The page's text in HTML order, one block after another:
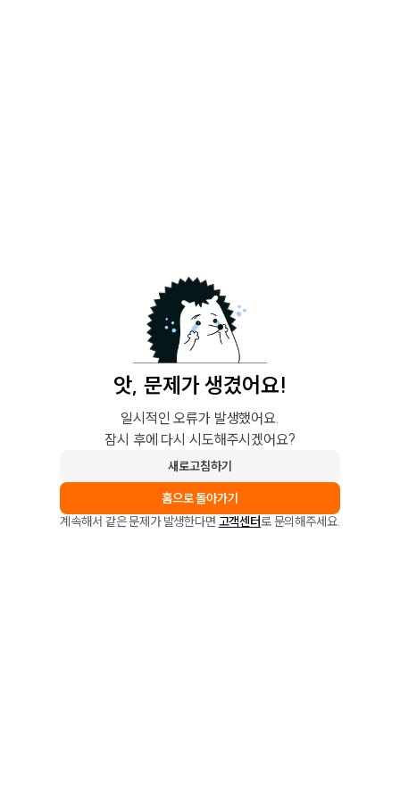
앗, 문제가 생겼어요!
일시적인 오류가 발생했어요.
잠시 후에 다시 시도해주시겠어요?
새로고침하기
홈으로 돌아가기
계속해서 같은 문제가 발생한다면 고객센터로 문의해주세요.